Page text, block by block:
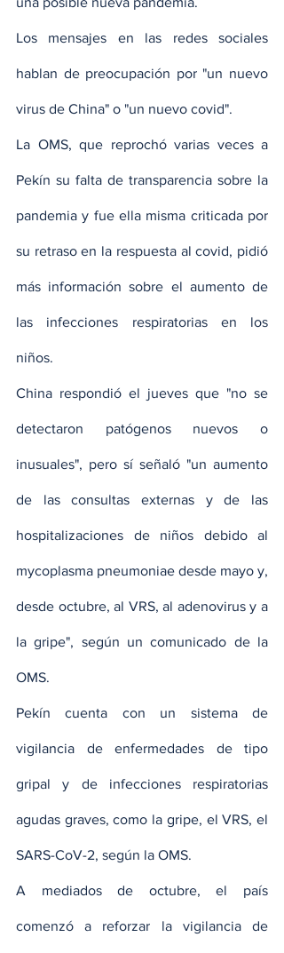
Los mensajes en las redes sociales
hablan de preocupación por "un nuevo
virus de China" o "un nuevo covid".
La OMS, que reprochó varias veces a
Pekín su falta de transparencia sobre la
pandemia y fue ella misma criticada por
su retraso en la respuesta al covid, pidió
más información sobre el aumento de
las infecciones respiratorias en los
niños.
China respondió el jueves que "no se
detectaron patógenos nuevos o
inusuales", pero sí señaló "un aumento
de las consultas externas y de las
hospitalizaciones de niños debido al
mycoplasma pneumoniae desde mayo y,
desde octubre, al VRS, al adenovirus y a
la gripe", según un comunicado de la
OMS.
Pekín cuenta con un sistema de
vigilancia de enfermedades de tipo
gripal y de infecciones respiratorias
agudas graves, como la gripe, el VRS, el
SARS-CoV-2, según la OMS.
A mediados de octubre, el país
comenzó a reforzar la vigilancia de